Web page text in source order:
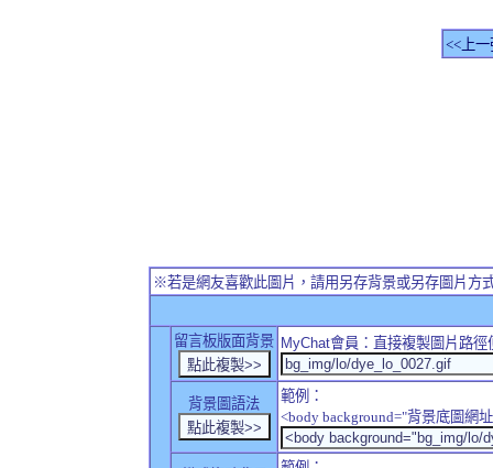
<<上一
※若是網友喜歡此圖片，請用另存背景或另存圖片方
留言板版面背景 MyChat會員：直接複製圖片路
背景圖語法
範例：
<body background="背景底圖網